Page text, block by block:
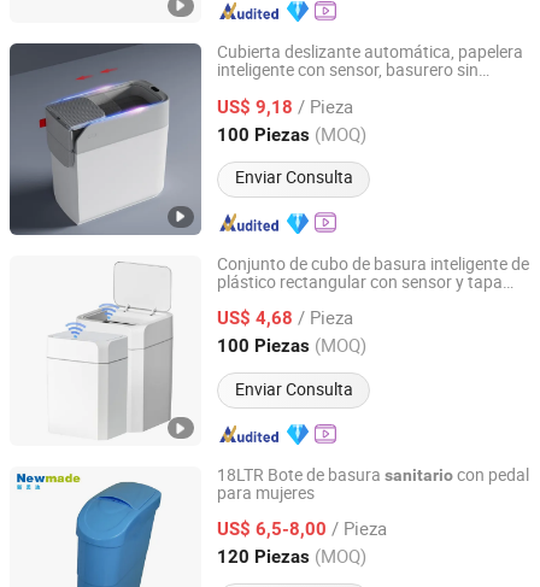
Cubierta deslizante automática, papelera
inteligente con sensor, basurero sin
hogar, impermeable
US$ 9,18 / Pieza
100 Piezas (MOQ)
Enviar Consulta
Foshan Yiwei Smart Home Co., Ltd.
Guangdong, China Desde 2026
Conjunto de cubo de basura inteligente de
plástico rectangular con sensor y tapa
US$ 4,68 / Pieza
100 Piezas (MOQ)
Enviar Consulta
Foshan Yiwei Smart Home Co., Ltd.
Guangdong, China Desde 2026
18LTR Bote de basura sanitariocon pedal
para mujeres
US$ 6,5-8,00 / Pieza
120 Piezas (MOQ)
Guangzhou Newmade Cleaning Products Co., Ltd
Guangdong, China Desde 2021